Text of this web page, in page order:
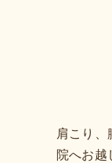
肩こり、
院へお越